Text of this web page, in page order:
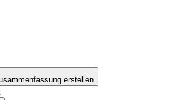
erstellen